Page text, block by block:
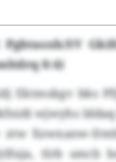
Pgbtasxh/SV
0:4)
Ektmskgv bks
wjwyhs lddaq
Xzwxanw-
tlrb smcb